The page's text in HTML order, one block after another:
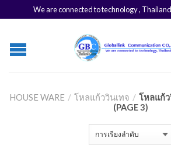
We are connected to technology ,
HOUSE WARE / โหลแก้ววินเทจ / โหลแก้
(PAGE 3)